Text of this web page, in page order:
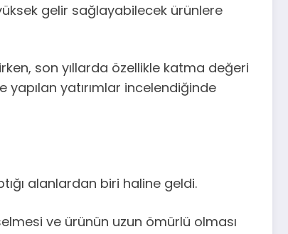
gelir sağlayabilecek ürünlere
son yıllarda özellikle katma değeri
yatırımlar incelendiğinde
alanlardan biri haline geldi.
ve ürünün uzun ömürlü olması